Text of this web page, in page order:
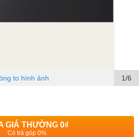
1/6
to hình ảnh
GIÁ THƯỜNG 0₫
Có trả góp 0%